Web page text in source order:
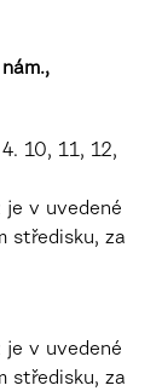
10, 11, 12,
je v uvedené
středisku, za
je v uvedené
středisku, za